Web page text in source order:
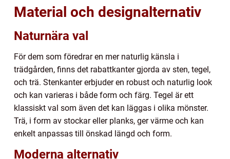
Material och designalternativ
Naturnära val
För dem som föredrar en mer naturlig känsla i
trädgården, finns det rabattkanter gjorda av sten, tegel,
och trä. Stenkanter erbjuder en robust och naturlig look
och kan varieras i både form och färg. Tegel är ett
klassiskt val som även det kan läggas i olika mönster.
Trä, i form av stockar eller planks, ger värme och kan
enkelt anpassas till önskad längd och form.
Moderna alternativ